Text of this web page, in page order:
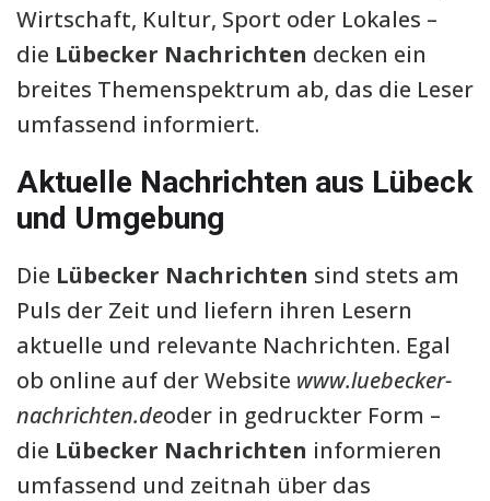
Wirtschaft, Kultur, Sport oder Lokales –
die Lübecker Nachrichten decken ein
breites Themenspektrum ab, das die Leser
umfassend informiert.
Aktuelle Nachrichten aus Lübeck
und Umgebung
Die Lübecker Nachrichten sind stets am
Puls der Zeit und liefern ihren Lesern
aktuelle und relevante Nachrichten. Egal
ob online auf der Website www.luebecker-
nachrichten.deoder in gedruckter Form –
die Lübecker Nachrichten informieren
umfassend und zeitnah über das